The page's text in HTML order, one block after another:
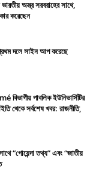
অস্ত্র সরবরাহের সাথে,
করেছেন
দলে সাইন আপ করেছে
পাবলিক ইউনিভার্সিটির
থেকে সর্বশেষ খবর: রাজনীতি,
“গোয়েন্দা তথ্য” এবং “জাতীয়